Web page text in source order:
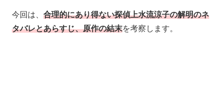
今回は、 合理的にあり得ない探偵上水流涼子の解明のネ
タバレとあらすじ、原作の結末を考察します。